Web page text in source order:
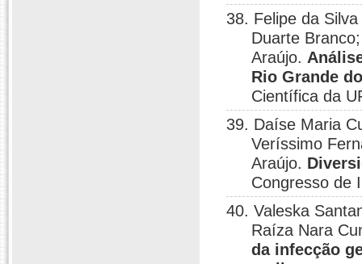
38. Felipe da
Duarte
Araújo.
Rio Grande
Científica da
39. Daíse Maria
Veríssimo
Araújo.
Congresso de
40. Valeska
Raíza Nara
da infecção